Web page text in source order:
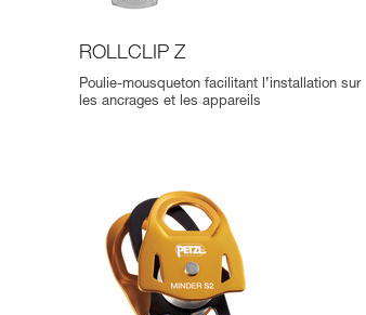
ROLLCLIP Z
Poulie-mousqueton facilitant l’installation sur
les ancrages et les appareils